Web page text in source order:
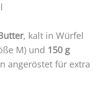
, kalt in Würfel
M) und 150 g
angeröstet für extra